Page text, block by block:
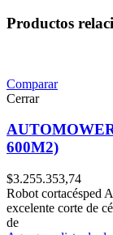
Productos
Comparar
Cerrar
600M2)
$3.255.353,74
Robot cortacésped
excelente corte de
de